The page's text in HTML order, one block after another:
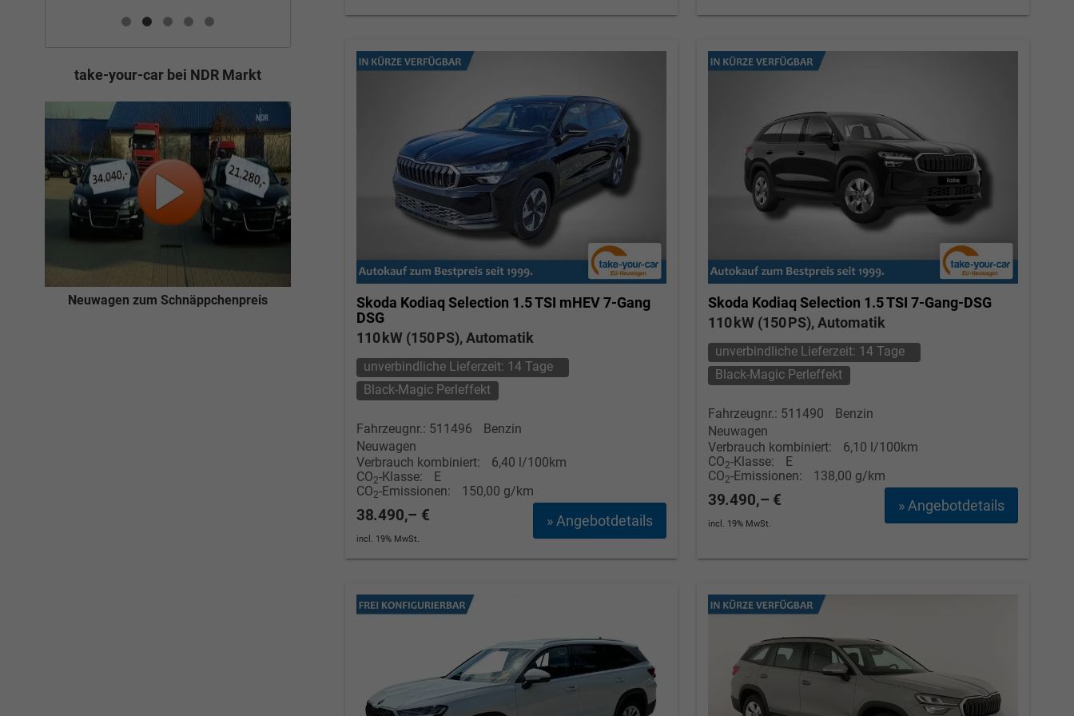
Skoda Kodiaq Selection 1.5 TSI mHEV 7-Gang
DSG
110 kW (150 PS), Automatik
unverbindliche Lieferzeit: 14 Tage
Black-Magic Perleffekt
Fahrzeugnr.: 511496
Benzin
Neuwagen
Verbrauch kombiniert:
6,40 l/100km
CO2-Klasse:
E
CO2-Emissionen: 150,00 g/km
» Angebotdetails
38.490,– €
incl. 19% MwSt.
Skoda Kodiaq Selection 1.5 TSI 7-Gang-DSG
110 kW (150 PS), Automatik
unverbindliche Lieferzeit: 14 Tage
Black-Magic Perleffekt
Fahrzeugnr.: 511490
Benzin
Neuwagen
Verbrauch kombiniert:
6,10 l/100km
CO2-Klasse:
E
CO2-Emissionen: 138,00 g/km
» Angebotdetails
39.490,– €
incl. 19% MwSt.
take-your-car bei NDR Markt
Neuwagen zum Schnäppchenpreis